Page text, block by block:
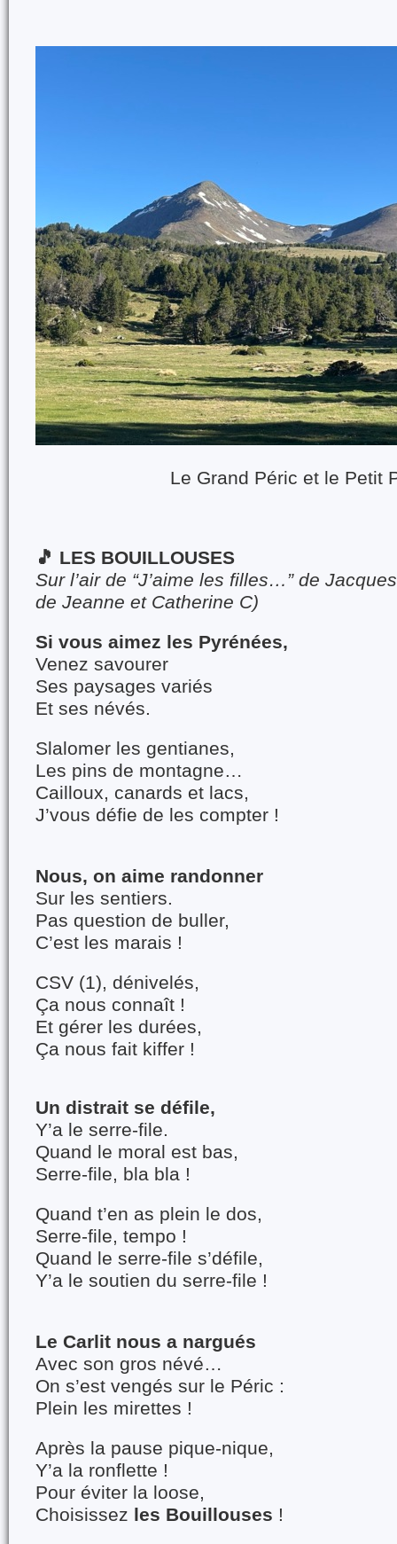
Le Grand Péric et le Petit
🎵 LES BOUILLOUSES
Sur l’air de “J’aime les filles…” de
de Jeanne et Catherine C)
Si vous aimez les Pyrénées,
Venez savourer
Ses paysages variés
Et ses névés.
Slalomer les gentianes,
Les pins de montagne…
Cailloux, canards et lacs,
J’vous défie de les compter !
Nous, on aime randonner
Sur les sentiers.
Pas question de buller,
C’est les marais !
CSV (1), dénivelés,
Ça nous connaît !
Et gérer les durées,
Ça nous fait kiffer !
Un distrait se défile,
Y’a le serre-file.
Quand le moral est bas,
Serre-file, bla bla !
Quand t’en as plein le dos,
Serre-file, tempo !
Quand le serre-file s’défile,
Y’a le soutien du serre-file !
Le Carlit nous a nargués
Avec son gros névé…
On s’est vengés sur le Péric :
Plein les mirettes !
Après la pause pique-nique,
Y’a la ronflette !
Pour éviter la loose,
Choisissez les Bouillouses !